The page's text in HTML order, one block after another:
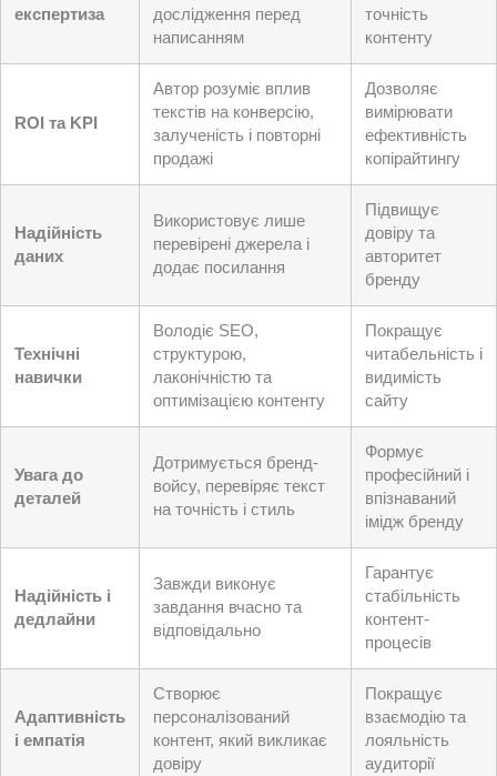
експертиза
дослідження перед
написанням
точність
контенту
ROI та KPI
Автор розуміє вплив
текстів на конверсію,
залученість і повторні
продажі
Дозволяє
вимірювати
ефективність
копірайтингу
Надійність
даних
Використовує лише
перевірені джерела і
додає посилання
Підвищує
довіру та
авторитет
бренду
Технічні
навички
Володіє SEO,
структурою,
лаконічністю та
оптимізацією контенту
Покращує
читабельність і
видимість
сайту
Увага до
деталей
Дотримується бренд-
войсу, перевіряє текст
на точність і стиль
Формує
професійний і
впізнаваний
імідж бренду
Надійність і
дедлайни
Завжди виконує
завдання вчасно та
відповідально
Гарантує
стабільність
контент-
процесів
Адаптивність
і емпатія
Створює
персоналізований
контент, який викликає
довіру
Покращує
взаємодію та
лояльність
аудиторії